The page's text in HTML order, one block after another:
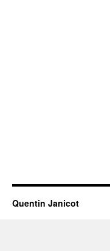
Quentin Janicot